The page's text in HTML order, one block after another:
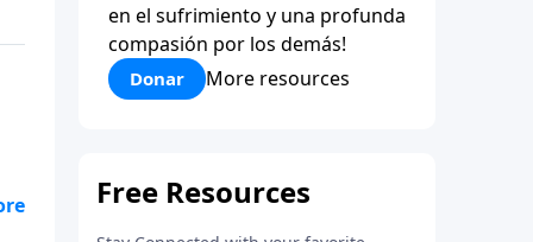
en el sufrimiento y una profunda
compasión por los demás!
Donar More resources